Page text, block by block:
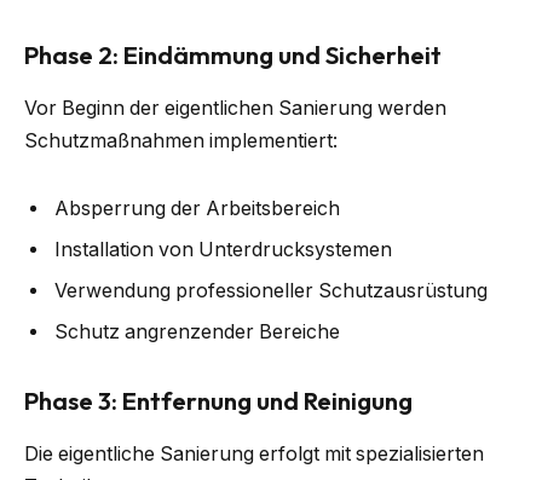
Phase 2: Eindämmung und Sicherheit
Vor Beginn der eigentlichen Sanierung werden
Schutzmaßnahmen implementiert:
Absperrung der Arbeitsbereich
Installation von Unterdrucksystemen
Verwendung professioneller Schutzausrüstung
Schutz angrenzender Bereiche
Phase 3: Entfernung und Reinigung
Die eigentliche Sanierung erfolgt mit spezialisierten